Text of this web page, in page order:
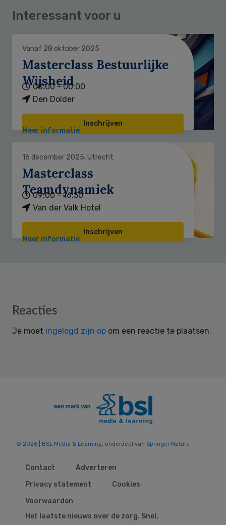
Interessant voor u
Vanaf 28 oktober 2025
Masterclass Bestuurlijke
Wijsheid
00:00 - 00:00
Den Dolder
Inschrijven
Meer informatie
16 december 2025, Utrecht
Masterclass
Teamdynamiek
09:00 - 16:30
Van der Valk Hotel
Inschrijven
Meer informatie
Reader
Reacties
Je moet ingelogd zijn op om een reactie te plaatsen.
© 2026 | BSL Media & Learning, onderdeel van Springer Nature
Contact
Adverteren
Privacy statement
Cookies
Voorwaarden
Het laatste nieuws over de zorg. Snel,